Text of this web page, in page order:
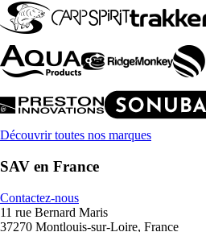
Découvrir toutes nos marques
SAV en France
Contactez-nous
11 rue Bernard Maris
37270 Montlouis-sur-Loire, France